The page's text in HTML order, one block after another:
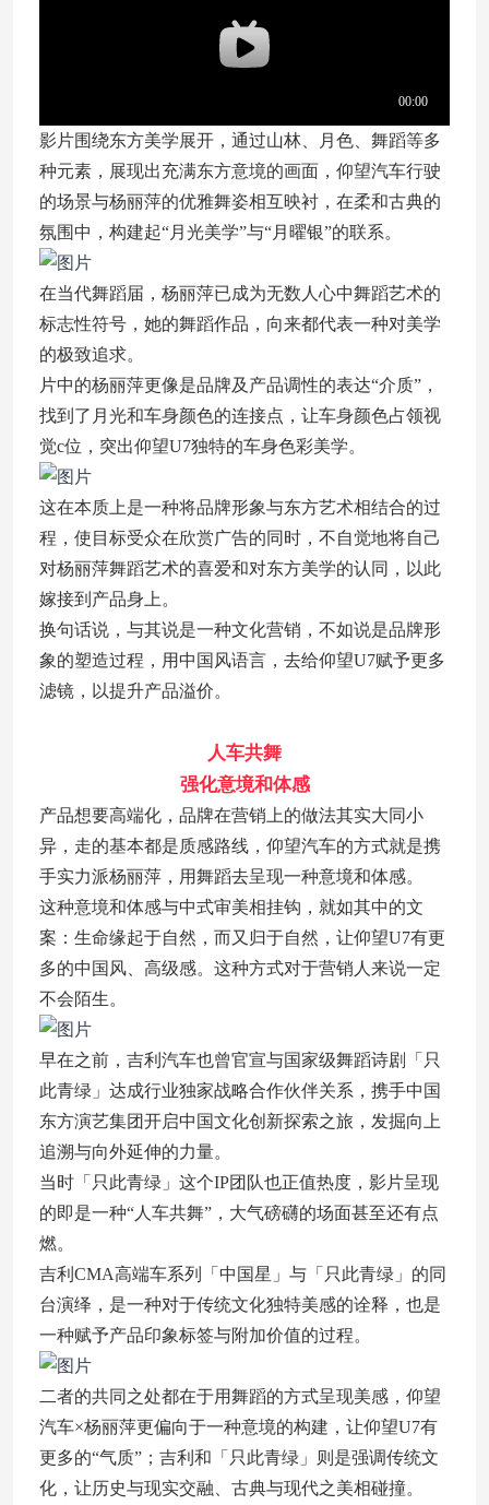
影片围绕东方美学展开，通过山林、月色、舞蹈等多
种元素，展现出充满东方意境的画面，仰望汽车行驶
的场景与杨丽萍的优雅舞姿相互映衬，在柔和古典的
氛围中，构建起“月光美学”与“月曜银”的联系。
在当代舞蹈届，杨丽萍已成为无数人心中舞蹈艺术的
标志性符号，她的舞蹈作品，向来都代表一种对美学
的极致追求。
片中的杨丽萍更像是品牌及产品调性的表达“介质”，
找到了月光和车身颜色的连接点，让车身颜色占领视
觉c位，突出仰望U7独特的车身色彩美学。
这在本质上是一种将品牌形象与东方艺术相结合的过
程，使目标受众在欣赏广告的同时，不自觉地将自己
对杨丽萍舞蹈艺术的喜爱和对东方美学的认同，以此
嫁接到产品身上。
换句话说，与其说是一种文化营销，不如说是品牌形
象的塑造过程，用中国风语言，去给仰望U7赋予更多
滤镜，以提升产品溢价。
人车共舞
强化意境和体感
产品想要高端化，品牌在营销上的做法其实大同小
异，走的基本都是质感路线，仰望汽车的方式就是携
手实力派杨丽萍，用舞蹈去呈现一种意境和体感。
这种意境和体感与中式审美相挂钩，就如其中的文
案：生命缘起于自然，而又归于自然，让仰望U7有更
多的中国风、高级感。这种方式对于营销人来说一定
不会陌生。
早在之前，吉利汽车也曾官宣与国家级舞蹈诗剧「只
此青绿」达成行业独家战略合作伙伴关系，携手中国
东方演艺集团开启中国文化创新探索之旅，发掘向上
追溯与向外延伸的力量。
当时「只此青绿」这个IP团队也正值热度，影片呈现
的即是一种“人车共舞”，大气磅礴的场面甚至还有点
燃。
吉利CMA高端车系列「中国星」与「只此青绿」的同
台演绎，是一种对于传统文化独特美感的诠释，也是
一种赋予产品印象标签与附加价值的过程。
二者的共同之处都在于用舞蹈的方式呈现美感，仰望
汽车×杨丽萍更偏向于一种意境的构建，让仰望U7有
更多的“气质”；吉利和「只此青绿」则是强调传统文
化，让历史与现实交融、古典与现代之美相碰撞。